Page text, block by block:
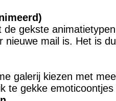
de gekste
nieuwe mail is. Het is
galerij kiezen met
te gekke